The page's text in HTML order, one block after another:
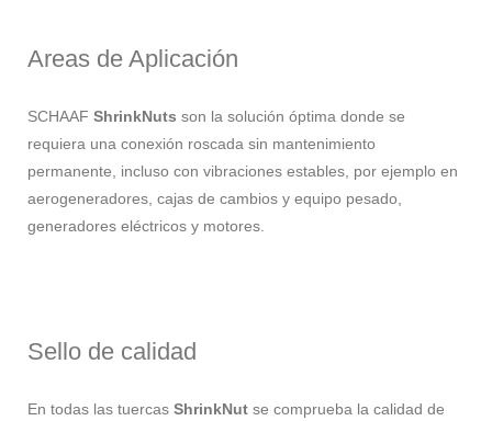
Areas de Aplicación
SCHAAF ShrinkNuts son la solución óptima donde se
requiera una conexión roscada sin mantenimiento
permanente, incluso con vibraciones estables, por ejemplo en
aerogeneradores, cajas de cambios y equipo pesado,
generadores eléctricos y motores.
Sello de calidad
En todas las tuercas ShrinkNut se comprueba la calidad de